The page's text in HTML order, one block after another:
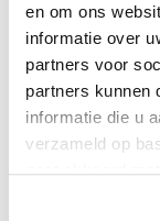
en om ons
informatie over
partners voor
partners kunnen
informatie die u
verzameld op
gaat akkoord